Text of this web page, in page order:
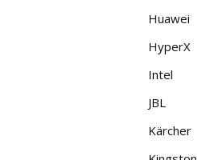
Huawei
HyperX
Intel
JBL
Kärcher